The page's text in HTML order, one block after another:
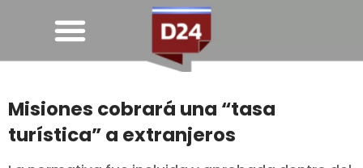
Misiones cobrará una “tasa
turística” a extranjeros